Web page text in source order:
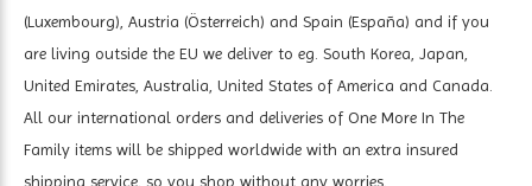
(Luxembourg), Austria (Österreich) and Spain (España) and if you
are living outside the EU we deliver to eg. South Korea, Japan,
United Emirates, Australia, United States of America and Canada.
All our international orders and deliveries of One More In The
Family items will be shipped worldwide with an extra insured
shipping service, so you shop without any worries.